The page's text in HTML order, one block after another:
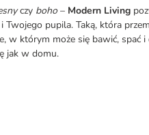
czy boho– Modern Living
pupila. Taką, która
w którym może się bawić, spać i
jak w domu.